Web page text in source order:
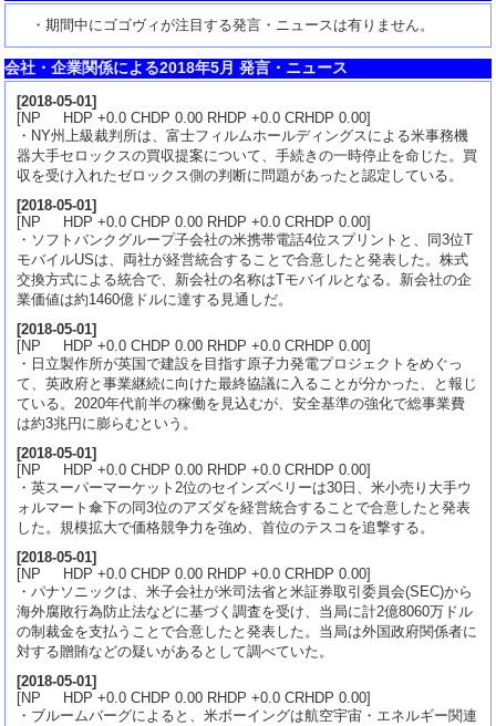
・期間中にゴゴヴィが注目する発言・ニュースは有りません。
会社・企業関係による2018年5月 発言・ニュース
[2018-05-01]
[NP HDP +0.0 CHDP 0.00 RHDP +0.0 CRHDP 0.00]
・NY州上級裁判所は、富士フィルムホールディングスによる米事務機
器大手セロックスの買収提案について、手続きの一時停止を命じた。買
収を受け入れたゼロックス側の判断に問題があったと認定している。
[2018-05-01]
[NP HDP +0.0 CHDP 0.00 RHDP +0.0 CRHDP 0.00]
・ソフトバンクグループ子会社の米携帯電話4位スプリントと、同3位T
モバイルUSは、両社が経営統合することで合意したと発表した。株式
交換方式による統合で、新会社の名称はTモバイルとなる。新会社の企
業価値は約1460億ドルに達する見通しだ。
[2018-05-01]
[NP HDP +0.0 CHDP 0.00 RHDP +0.0 CRHDP 0.00]
・日立製作所が英国で建設を目指す原子力発電プロジェクトをめぐっ
て、英政府と事業継続に向けた最終協議に入ることが分かった、と報じ
ている。2020年代前半の稼働を見込むが、安全基準の強化で総事業費
は約3兆円に膨らむという。
[2018-05-01]
[NP HDP +0.0 CHDP 0.00 RHDP +0.0 CRHDP 0.00]
・英スーパーマーケット2位のセインズベリーは30日、米小売り大手ウ
ォルマート傘下の同3位のアズダを経営統合することで合意したと発表
した。規模拡大で価格競争力を強め、首位のテスコを追撃する。
[2018-05-01]
[NP HDP +0.0 CHDP 0.00 RHDP +0.0 CRHDP 0.00]
・パナソニックは、米子会社が米司法省と米証券取引委員会(SEC)から
海外腐敗行為防止法などに基づく調査を受け、当局に計2億8060万ドル
の制裁金を支払うことで合意したと発表した。当局は外国政府関係者に
対する贈賄などの疑いがあるとして調べていた。
[2018-05-01]
[NP HDP +0.0 CHDP 0.00 RHDP +0.0 CRHDP 0.00]
・ブルームバーグによると、米ボーイングは航空宇宙・エネルギー関連